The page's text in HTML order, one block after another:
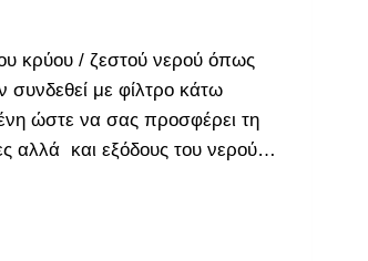
κρύου / ζεστού νερού όπως
συνδεθεί με φίλτρο κάτω
ώστε να σας προσφέρει τη
αλλά και εξόδους του νερού…